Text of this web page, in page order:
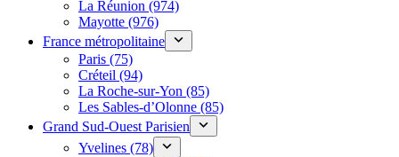
La Réunion (974)
Mayotte (976)
France métropolitaine
Paris (75)
Créteil (94)
La Roche-sur-Yon (85)
Les Sables-d’Olonne (85)
Grand Sud-Ouest Parisien
Yvelines (78)